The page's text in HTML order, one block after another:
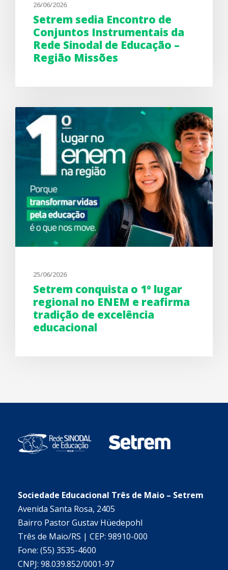
26/06/2026
Setrem sedia Encontro de
Conjuntos Instrumentais da
Rede Sinodal de Educação –
Região Missões
25/06/2026
Setrem conquista o 1º lugar
regional no ENEM e reafirma
tradição de excelência
educacional
Sociedade Educacional Três de Maio – Setrem
Avenida Santa Rosa, 2405
Bairro Pastor Gustav Hüedepohl
Três de Maio/RS | CEP: 98910-000
Fone: (55) 3535-4600
CNPJ: 98.039.852/0001-97